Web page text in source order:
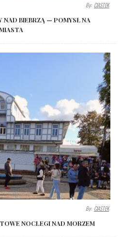
By: CIASTEK
NAD BIEBRZĄ — POMYSŁ NA
By: CIASTEK
NOCLEGI NAD MORZEM